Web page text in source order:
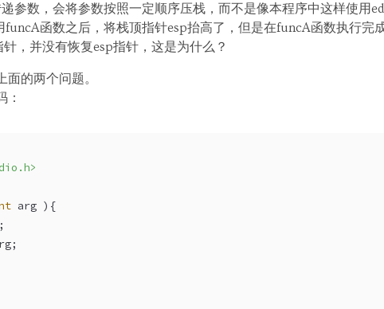
参数，会将参数按照一定顺序压栈，而不是像本程序中这样使用
函数之后，将栈顶指针esp抬高了，但是在funcA函数执行完
，并没有恢复esp指针，这是为什么？
的两个问题。
：
arg ) {
;